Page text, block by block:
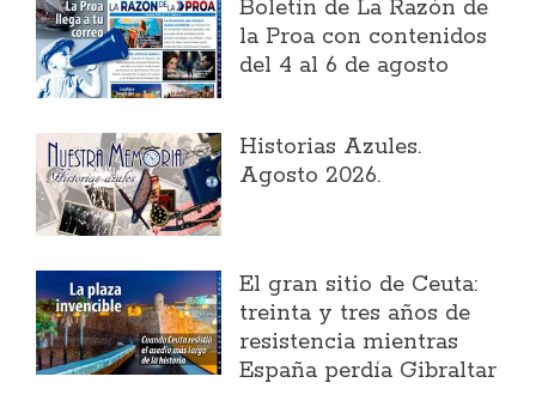
Boletín de La Razón de
la Proa con contenidos
del 4 al 6 de agosto
Historias Azules.
Agosto 2026.
El gran sitio de Ceuta:
treinta y tres años de
resistencia mientras
España perdía Gibraltar